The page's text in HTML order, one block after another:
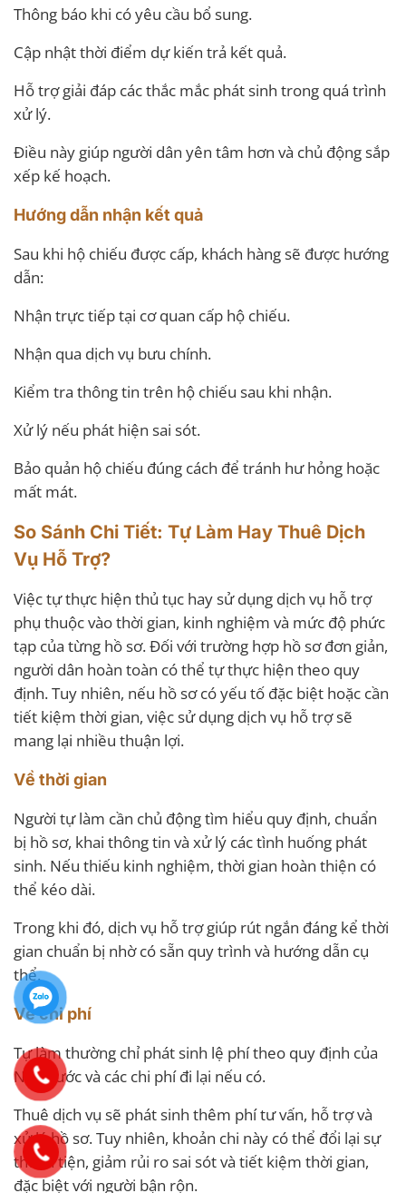
Thông báo khi có yêu cầu bổ sung.
Cập nhật thời điểm dự kiến trả kết quả.
Hỗ trợ giải đáp các thắc mắc phát sinh trong quá trình
xử lý.
Điều này giúp người dân yên tâm hơn và chủ động sắp
xếp kế hoạch.
Hướng dẫn nhận kết quả
Sau khi hộ chiếu được cấp, khách hàng sẽ được hướng
dẫn:
Nhận trực tiếp tại cơ quan cấp hộ chiếu.
Nhận qua dịch vụ bưu chính.
Kiểm tra thông tin trên hộ chiếu sau khi nhận.
Xử lý nếu phát hiện sai sót.
Bảo quản hộ chiếu đúng cách để tránh hư hỏng hoặc
mất mát.
So Sánh Chi Tiết: Tự Làm Hay Thuê Dịch
Vụ Hỗ Trợ?
Việc tự thực hiện thủ tục hay sử dụng dịch vụ hỗ trợ
phụ thuộc vào thời gian, kinh nghiệm và mức độ phức
tạp của từng hồ sơ. Đối với trường hợp hồ sơ đơn giản,
người dân hoàn toàn có thể tự thực hiện theo quy
định. Tuy nhiên, nếu hồ sơ có yếu tố đặc biệt hoặc cần
tiết kiệm thời gian, việc sử dụng dịch vụ hỗ trợ sẽ
mang lại nhiều thuận lợi.
Về thời gian
Người tự làm cần chủ động tìm hiểu quy định, chuẩn
bị hồ sơ, khai thông tin và xử lý các tình huống phát
sinh. Nếu thiếu kinh nghiệm, thời gian hoàn thiện có
thể kéo dài.
Trong khi đó, dịch vụ hỗ trợ giúp rút ngắn đáng kể thời
gian chuẩn bị nhờ có sẵn quy trình và hướng dẫn cụ
thể.
Về chi phí
Tự làm thường chỉ phát sinh lệ phí theo quy định của
Nhà nước và các chi phí đi lại nếu có.
Thuê dịch vụ sẽ phát sinh thêm phí tư vấn, hỗ trợ và
xử lý hồ sơ. Tuy nhiên, khoản chi này có thể đổi lại sự
thuận tiện, giảm rủi ro sai sót và tiết kiệm thời gian,
đặc biệt với người bận rộn.